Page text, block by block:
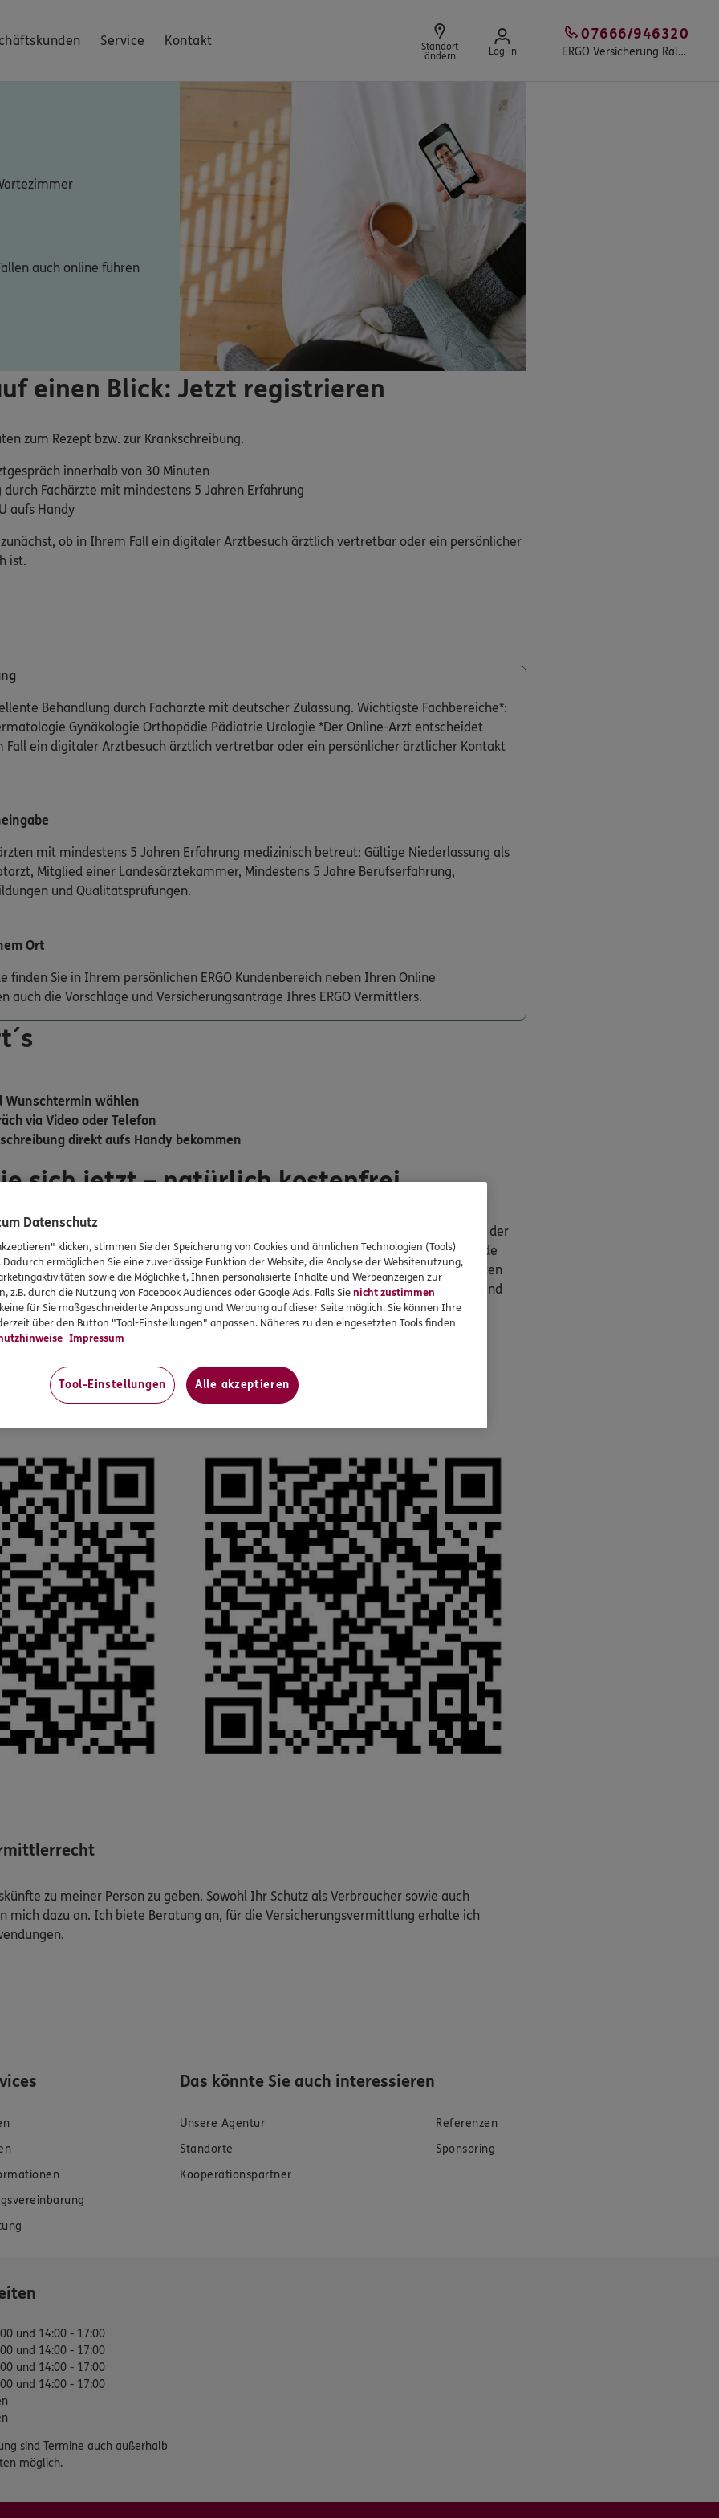
Service Kontakt
Standort
ändern
Log-in ERGO Versicherung Ralf Zäh
07666/946320
auch online führen
einen Blick: Jetzt registrieren
zum Rezept bzw. zur Krankschreibung.
innerhalb von 30 Minuten
durch Fachärzte mit mindestens 5 Jahren Erfahrung
aufs Handy
ob in Ihrem Fall ein digitaler Arztbesuch ärztlich vertretbar oder ein persönlicher
ist.
Behandlung durch Fachärzte mit deutscher Zulassung. Wichtigste Fachbereiche*:
Gynäkologie Orthopädie Pädiatrie Urologie *Der Online-Arzt entscheidet
Fall ein digitaler Arztbesuch ärztlich vertretbar oder ein persönlicher ärztlicher Kontakt
mit mindestens 5 Jahren Erfahrung medizinisch betreut: Gültige Niederlassung als
Mitglied einer Landesärztekammer, Mindestens 5 Jahre Berufserfahrung,
und Qualitätsprüfungen.
Ort
finden Sie in Ihrem persönlichen ERGO Kundenbereich neben Ihren Online
auch die Vorschläge und Versicherungsanträge Ihres ERGO Vermittlers.
Wunschtermin wählen
via Video oder Telefon
direkt aufs Handy bekommen
sich jetzt – natürlich kostenfrei
auf Ihr Smartphone. Scannen Sie dazu einfach den
. Bitte achten Sie bei der
dieDKV und Ihre Versicherungsnummer eintragen. Nur so werden Sie als DKV Kunde
Service profitieren. Am Programm können alle Krankheitskostenvollversicherten
mit dem Tarif BestMed BMG, ausgenommen Versicherte im Basis-, Standard- und
schicken Sie uns eine E-Mail an:
zu meiner Person zu geben. Sowohl Ihr Schutz als Verbraucher sowie auch
mich dazu an. Ich biete Beratung an, für die Versicherungsvermittlung erhalte ich
Das könnte Sie auch interessieren
Unsere Agentur
Referenzen
Standorte
Sponsoring
Kooperationspartner
und 14:00 - 17:00
und 14:00 - 17:00
und 14:00 - 17:00
und 14:00 - 17:00
sind Termine auch außerhalb
möglich.
Datenschutz
klicken, stimmen Sie der Speicherung von Cookies und ähnlichen Technologien (Tools)
ermöglichen Sie eine zuverlässige Funktion der Website, die Analyse der Websitenutzung,
sowie die Möglichkeit, Ihnen personalisierte Inhalte und Werbeanzeigen zur
z.B. durch die Nutzung von Facebook Audiences oder Google Ads. Falls Sienicht zustimmen
für Sie maßgeschneiderte Anpassung und Werbung auf dieser Seite möglich. Sie können Ihre
über den Button "Tool-Einstellungen" anpassen. Näheres zu den eingesetzten Tools finden
Impressum
Tool-Einstellungen Alle akzeptieren